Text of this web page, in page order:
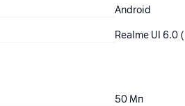
Android
Realme UI 6.0
50Мп